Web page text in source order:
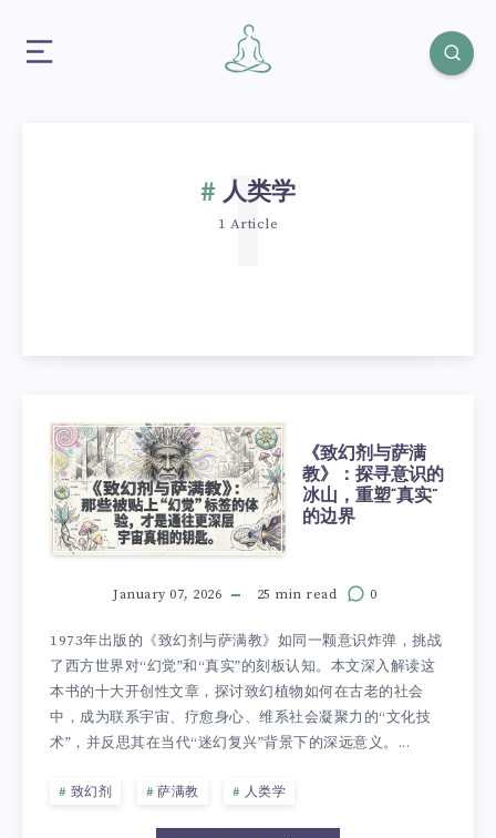
人类学
1 Article
1
《致幻剂与萨满
教》：探寻意识的
冰山，重塑“真实”
的边界
January 07, 2026 25 min read 0
1973年出版的《致幻剂与萨满教》如同一颗意识炸弹，挑战
了西方世界对“幻觉”和“真实”的刻板认知。本文深入解读这
本书的十大开创性文章，探讨致幻植物如何在古老的社会
中，成为联系宇宙、疗愈身心、维系社会凝聚力的“文化技
术”，并反思其在当代“迷幻复兴”背景下的深远意义。...
致幻剂 萨满教 人类学